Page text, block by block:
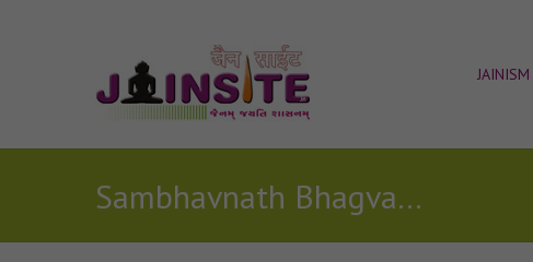
JAINISM
Sambhavnath Bhagvan satvan comentry Mp3